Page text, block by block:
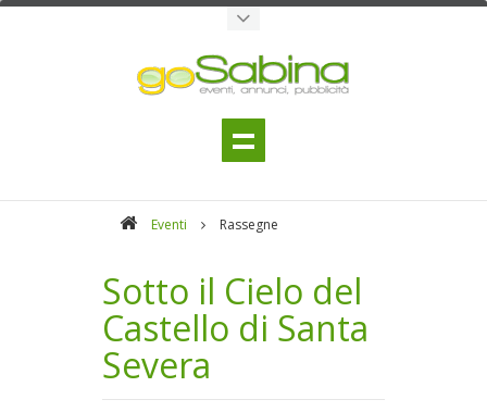
Eventi Rassegne
Sotto il Cielo del
Castello di Santa
Severa